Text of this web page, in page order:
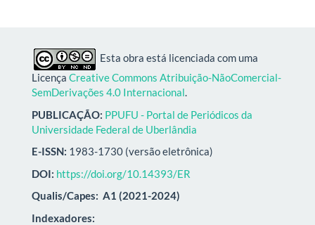
Esta obra está licenciada com uma
Licença Creative Commons Atribuição-NãoComercial-
SemDerivações 4.0 Internacional.
PUBLICAÇÃO: PPUFU - Portal de Periódicos da
Universidade Federal de Uberlândia
E-ISSN: 1983-1730 (versão eletrônica)
DOI: https://doi.org/10.14393/ER
Qualis/Capes: A1 (2021-2024)
Indexadores: